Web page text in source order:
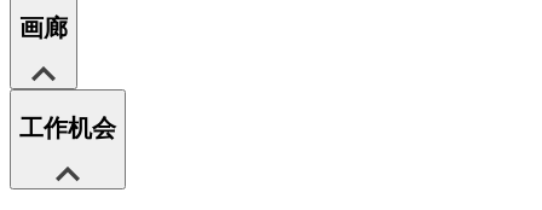
画廊
工作机会